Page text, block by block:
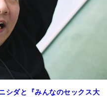
シダと『みんなのセックス大